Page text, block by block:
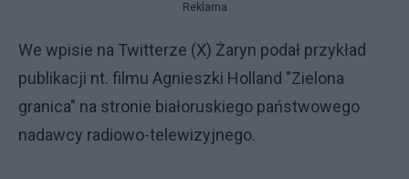
Reklama
We wpisie na Twitterze (X) Żaryn podał przykład
publikacji nt. filmu Agnieszki Holland "Zielona
granica" na stronie białoruskiego państwowego
nadawcy radiowo-telewizyjnego.